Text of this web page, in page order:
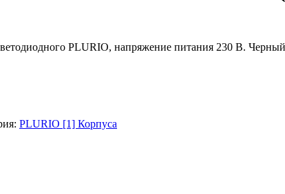
PLURIO, напряжение питания 230 В.
PLURIO [1] Корпуса